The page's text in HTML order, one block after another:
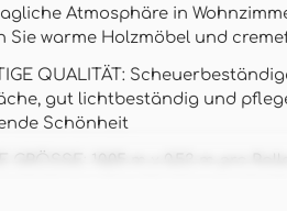
Atmosphäre in
Sie warme Holzmöbel und
QUALITÄT:
gut lichtbeständig und
Schönheit
GRÖSSE: 10,05 m x 0,53 m pro